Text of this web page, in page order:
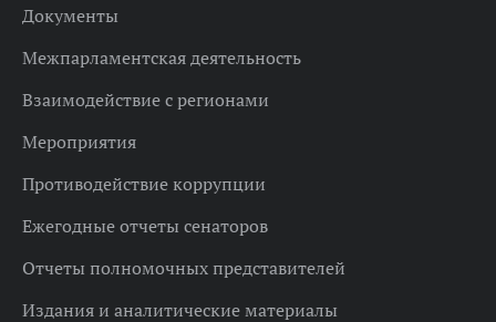
Документы
Межпарламентская деятельность
Взаимодействие с регионами
Мероприятия
Противодействие коррупции
Ежегодные отчеты сенаторов
Отчеты полномочных представителей
Издания и аналитические материалы